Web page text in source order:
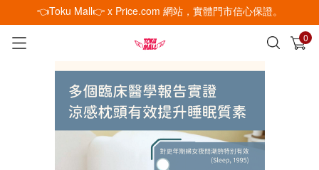
👈Toku Mall👉 x Price.com 網站，實體門市信心保證。
0
已加入購物車 查看